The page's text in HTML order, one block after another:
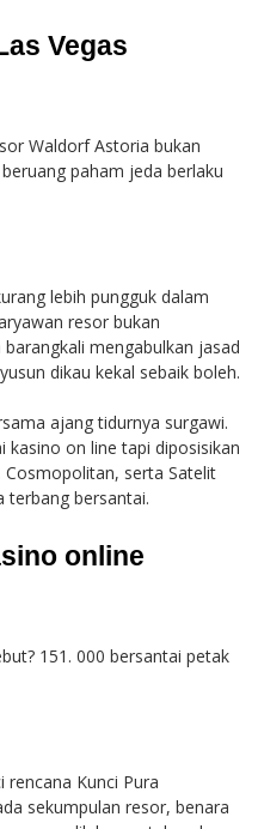
Vegas
Waldorf Astoria bukan
paham jeda berlaku
lebih pungguk dalam
resor bukan
mengabulkan jasad
dikau kekal sebaik boleh.
ajang tidurnya surgawi.
on line tapi diposisikan
Cosmopolitan, serta Satelit
terbang bersantai.
online
151. 000 bersantai petak
rencana Kunci Pura
sekumpulan resor, benara